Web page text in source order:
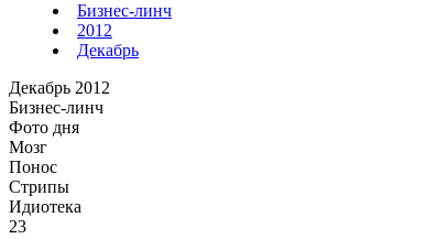
Бизнес-линч
2012
Декабрь
Декабрь 2012
Бизнес-линч
Фото дня
Мозг
Понос
Стрипы
Идиотека
23